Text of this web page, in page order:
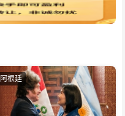
阿根廷